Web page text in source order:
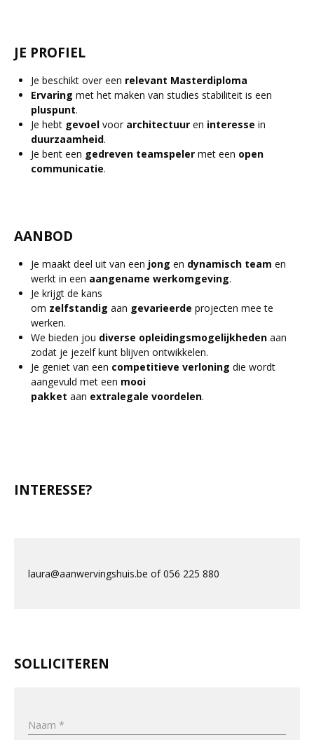
JE PROFIEL
Je beschikt over een relevant Masterdiploma
Ervaring met het maken van studies stabiliteit is een
pluspunt.
Je hebt gevoel voor architectuur en interesse in
duurzaamheid.
Je bent een gedreven teamspeler met een open
communicatie.
AANBOD
Je maakt deel uit van een jong en dynamisch team en
werkt in een aangename werkomgeving.
Je krijgt de kans
om zelfstandig aan gevarieerde projecten mee te
werken.
We bieden jou diverse opleidingsmogelijkheden aan
zodat je jezelf kunt blijven ontwikkelen.
Je geniet van een competitieve verloning die wordt
aangevuld met een mooi
pakket aan extralegale voordelen.
INTERESSE?
laura@aanwervingshuis.be of 056 225 880
SOLLICITEREN